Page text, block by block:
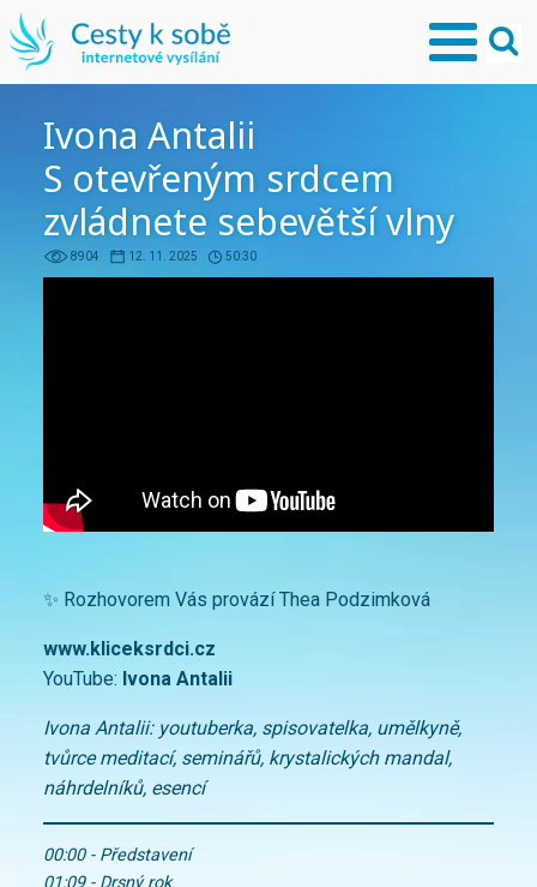
Ivona Antalii
S otevřeným srdcem
zvládnete sebevětší vlny
8904 12. 11. 2025 50:30
✨ Rozhovorem Vás provází Thea Podzimková
www.kliceksrdci.cz
YouTube: Ivona Antalii
Ivona Antalii: youtuberka, spisovatelka, umělkyně,
tvůrce meditací, seminářů, krystalických mandal,
náhrdelníků, esencí
00:00 - Představení
01:09 - Drsný rok